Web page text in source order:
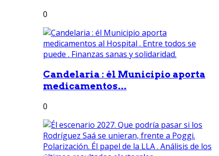
0
Candelaria : él Municipio aporta
medicamentos...
0